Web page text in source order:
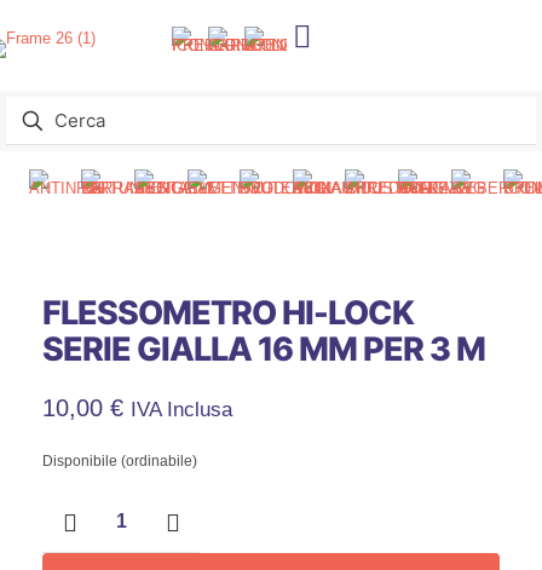
FLESSOMETRO HI-LOCK
SERIE GIALLA 16 MM PER 3 M
10,00 € IVA Inclusa
Disponibile (ordinabile)
LOCK